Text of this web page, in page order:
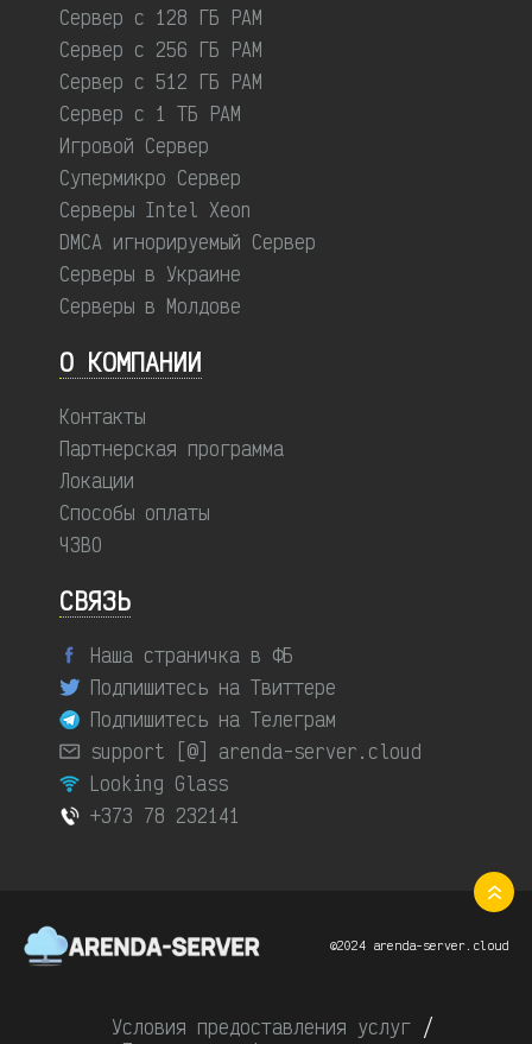
Сервер с 128 ГБ РАМ
Сервер с 256 ГБ РАМ
Сервер с 512 ГБ РАМ
Сервер с 1 ТБ РАМ
Игровой Сервер
Супермикро Сервер
Серверы Intel Xeon
DMCA игнорируемый Сервер
Серверы в Украине
Серверы в Молдове
О КОМПАНИИ
Контакты
Партнерская программа
Локации
Способы оплаты
ЧЗВО
СВЯЗЬ
Наша страничка в ФБ
Подпишитесь на Твиттере
Подпишитесь на Телеграм
support [@] arenda-server.cloud
Looking Glass
+373 78 232141
©2024 arenda-server.cloud
Условия предоставления услуг /